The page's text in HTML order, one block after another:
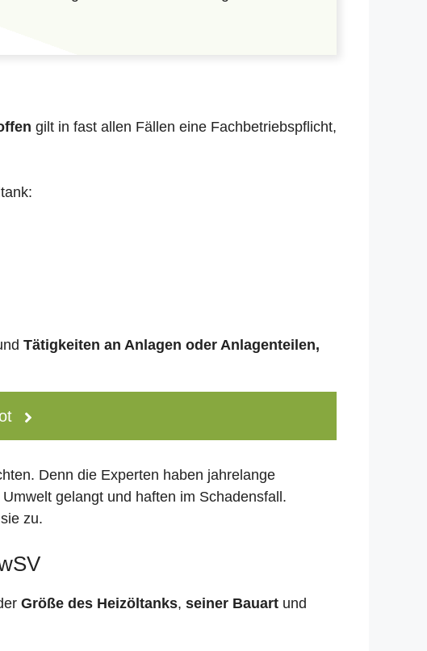
gilt in fast allen Fällen eine Fachbetriebspflicht,
Tätigkeiten an Anlagen oder Anlagenteilen,
Denn die Experten haben jahrelange
gelangt und haften im Schadensfall.
zu.
Größe des Heizöltanks, seiner Bauart und